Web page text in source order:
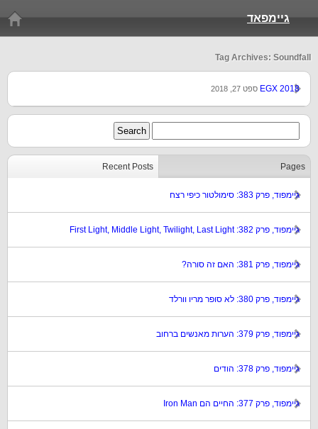
גיימפאד
Tag Archives: Soundfall
EGX 2018 ספט 27, 2018
Recent Posts Pages
גיימפוד, פרק 383: סימולטור כיפי רצח
גיימפוד, פרק 382: First Light, Middle Light, Twilight, Last Light
גיימפוד, פרק 381: האם זה סורה?
גיימפוד, פרק 380: לא סופר מריו וורלד
גיימפוד, פרק 379: הערות מאנשים ברחוב
גיימפוד, פרק 378: הודים
גיימפוד, פרק 377: החיים הם Iron Man